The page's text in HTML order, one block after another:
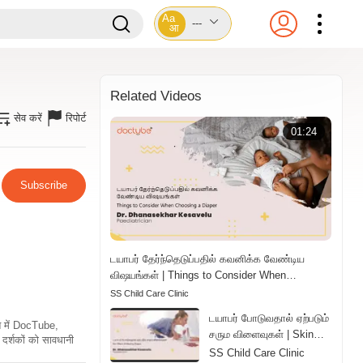
Aa
आ
---
सेव करें रिपोर्ट
Subscribe
में DocTube,
को सावधानी
Related Videos
01:24
டயாபர் தேர்ந்தெடுப்பதில் கவனிக்க வேண்டிய
விஷயங்கள் | Things to Consider When
Choosing a Diaper | Tamil
SS Child Care Clinic
டயாபர் போடுவதால் ஏற்படும்
சரும விளைவுகள் | Skin
Effects of Wearing
SS Child Care Clinic